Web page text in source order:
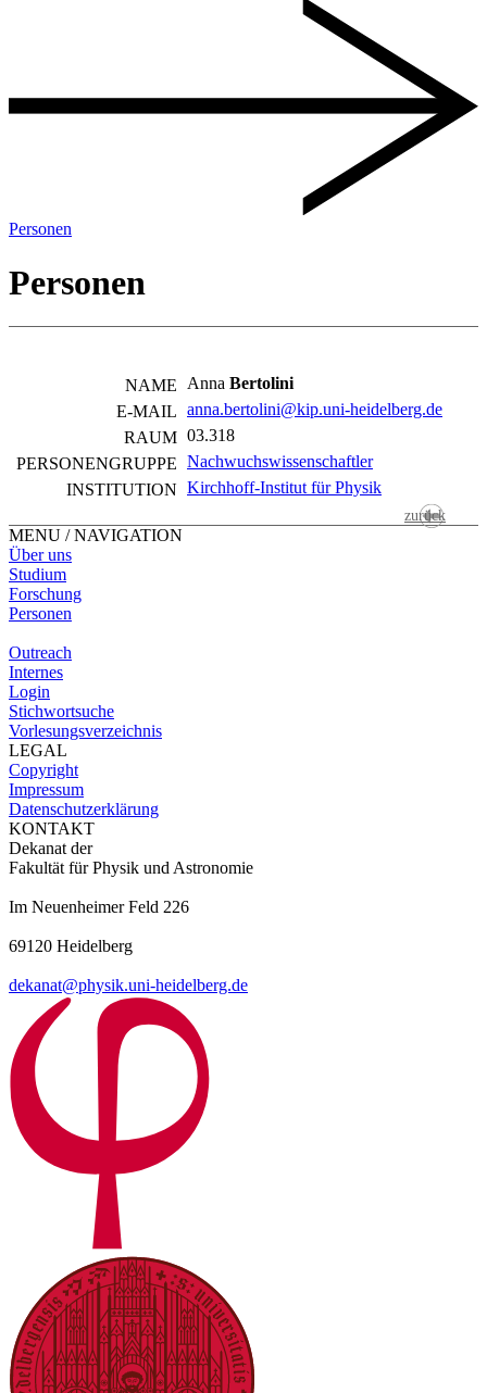
Personen
Personen
NAME Anna Bertolini
E-MAIL anna.bertolini@kip.uni-heidelberg.de
RAUM 03.318
PERSONEN­GRUPPE Nachwuchswissenschaftler
INSTITUTION Kirchhoff-Institut für Physik
zurück
MENU / NAVIGATION
Über uns
Studium
Forschung
Personen
Outreach
Internes
Login
Stichwortsuche
Vorlesungsverzeichnis
LEGAL
Copyright
Impressum
Datenschutzerklärung
KONTAKT
Dekanat der
Fakultät für Physik und Astronomie
Im Neuenheimer Feld 226
69120 Heidelberg
dekanat@physik.uni-heidelberg.de